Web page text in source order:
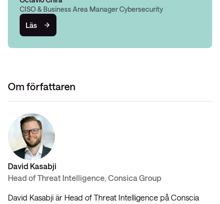
CISO & Business Area Manager Cybersecurity
Läs
Om författaren
David Kasabji
Head of Threat Intelligence, Consica Group
David Kasabji är Head of Threat Intelligence på Conscia